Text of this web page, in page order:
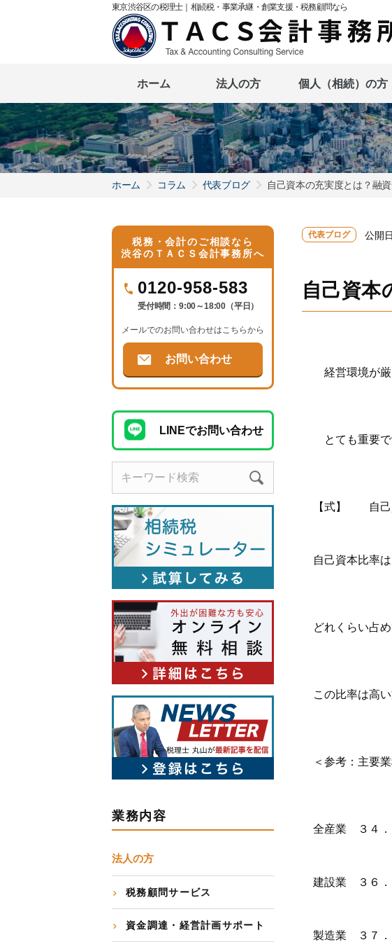
東京渋谷区の税理士｜相続税・事業承継・創業支援・税務顧問なら
ホーム 法人の方 個人（相続）の方
ホーム コラム 代表ブログ 自己資本の充実度とは？融
代表ブログ 公開
自己資本
経営環境が厳し
とても重要で
【式】 自己資
自己資本比率は
どれくらい占め
この比率は高い
＜参考：主要業
全産業 ３４．
建設業 ３６
製造業 ３７．
税務・会計のご相談なら
渋谷のＴＡＣＳ会計事務所へ
0120-958-583
受付時間：9:00～18:00（平日）
メールでのお問い合わせはこちらから
お問い合わせ
LINEでお問い合わせ
業務内容
法人の方
税務顧問サービス
資金調達・経営計画サポート